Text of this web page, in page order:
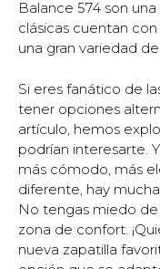
Balance 574 son
clásicas cuentan
una gran variedad
Si eres fanático de
tener opciones
artículo, hemos
podrían interesarte.
más cómodo, más
diferente, hay
No tengas miedo
zona de confort.
nueva zapatilla